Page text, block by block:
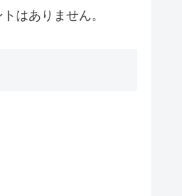
はありません。